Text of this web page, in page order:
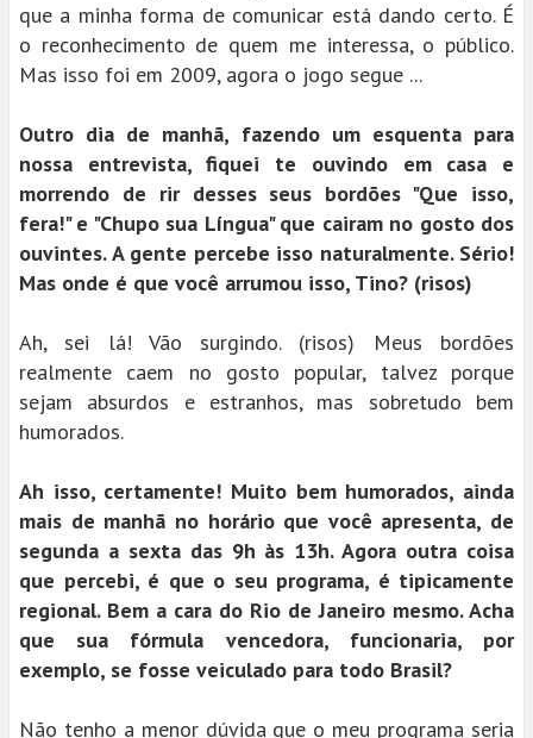
que a minha forma de comunicar está dando certo. É
o reconhecimento de quem me interessa, o público.
Mas isso foi em 2009, agora o jogo segue ...
Outro dia de manhã, fazendo um esquenta para
nossa entrevista, fiquei te ouvindo em casa e
morrendo de rir desses seus bordões "Que isso,
fera!" e "Chupo sua Língua" que cairam no gosto dos
ouvintes. A gente percebe isso naturalmente. Sério!
Mas onde é que você arrumou isso, Tino? (risos)
Ah, sei lá! Vão surgindo. (risos) Meus bordões
realmente caem no gosto popular, talvez porque
sejam absurdos e estranhos, mas sobretudo bem
humorados.
Ah isso, certamente! Muito bem humorados, ainda
mais de manhã no horário que você apresenta, de
segunda a sexta das 9h às 13h. Agora outra coisa
que percebi, é que o seu programa, é tipicamente
regional. Bem a cara do Rio de Janeiro mesmo. Acha
que sua fórmula vencedora, funcionaria, por
exemplo, se fosse veiculado para todo Brasil?
Não tenho a menor dúvida que o meu programa seria